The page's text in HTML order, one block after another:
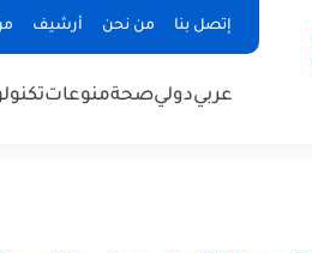
إتصل بنا من نحن أرشيف
عربيدوليصحةمنوعات